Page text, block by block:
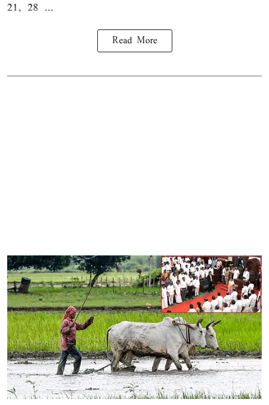
21, 28 ...
Read More